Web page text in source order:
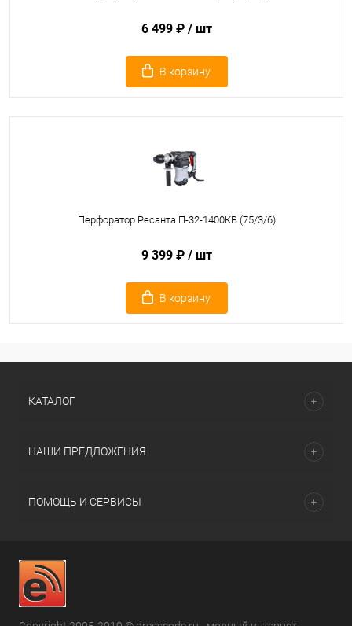
6 499 ₽ / шт
В корзину
Перфоратор Ресанта П-32-1400КВ (75/3/6)
9 399 ₽ / шт
В корзину
КАТАЛОГ
НАШИ ПРЕДЛОЖЕНИЯ
ПОМОЩЬ И СЕРВИСЫ